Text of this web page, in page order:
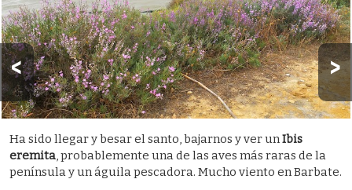
Ha sido llegar y besar el santo, bajarnos y ver unIbis
eremita, probablemente una de las aves más raras de la
península y un águila pescadora. Mucho viento en Barbate.